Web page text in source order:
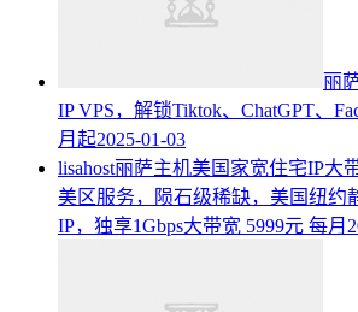
丽
IP VPS，解锁Tiktok、ChatGPT、
月起2025-01-03
lisahost丽萨主机美国家宽住宅IP大
美区服务，陨石级稀缺，美国纽约
IP，独享1Gbps大带宽 5999元 每月